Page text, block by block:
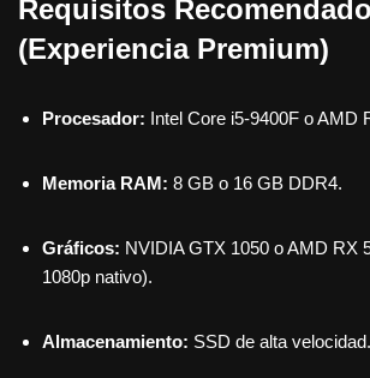
Requisitos
(Experiencia Premium)
Procesador: Intel Core i5-9400F o AMD
Memoria RAM: 8 GB o 16 GB DDR4.
Gráficos: NVIDIA GTX 1050 o AMD RX
1080p nativo).
Almacenamiento: SSD de alta velocidad.